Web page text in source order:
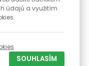
údajů a využitím
SOUHLASÍM